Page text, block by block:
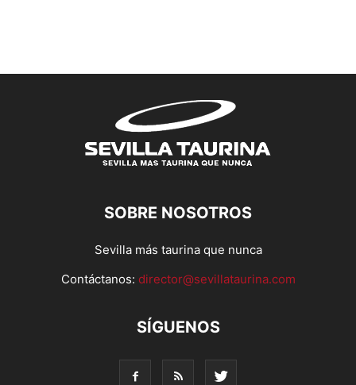
SOBRE NOSOTROS
Sevilla más taurina que nunca
Contáctanos: director@sevillataurina.com
SÍGUENOS